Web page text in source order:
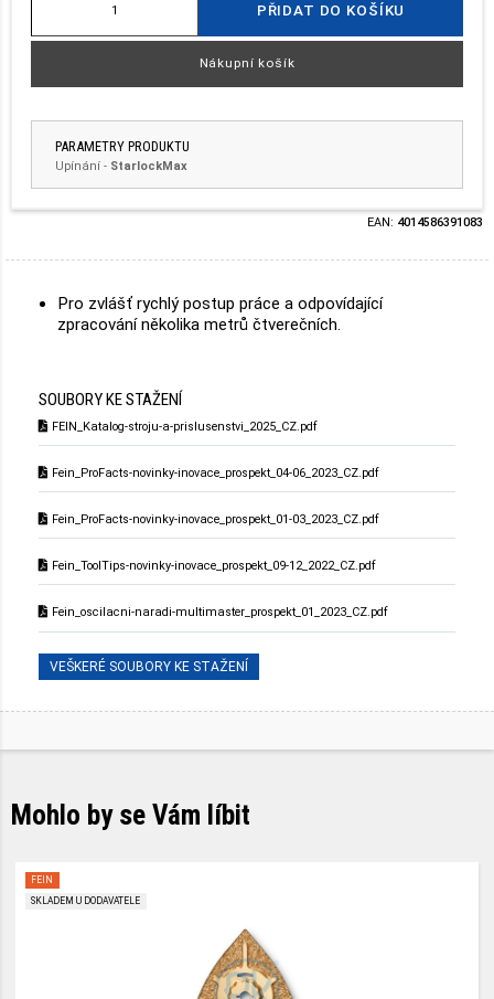
PŘIDAT DO KOŠÍKU
Nákupní košík
PARAMETRY PRODUKTU
Upínání- StarlockMax
EAN: 4014586391083
Pro zvlášť rychlý postup práce a odpovídající
zpracování několika metrů čtverečních.
SOUBORY KE STAŽENÍ
FEIN_Katalog-stroju-a-prislusenstvi_2025_CZ.pdf
Fein_ProFacts-novinky-inovace_prospekt_04-06_2023_CZ.pdf
Fein_ProFacts-novinky-inovace_prospekt_01-03_2023_CZ.pdf
Fein_ToolTips-novinky-inovace_prospekt_09-12_2022_CZ.pdf
Fein_oscilacni-naradi-multimaster_prospekt_01_2023_CZ.pdf
VEŠKERÉ SOUBORY KE STAŽENÍ
Mohlo by se Vám líbit
SKLADEM U DODAVATELE
FEIN